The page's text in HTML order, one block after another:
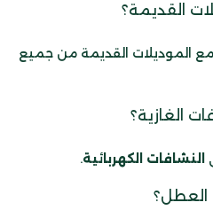
مع الموديلات القديمة من جميع
النشافات الكهربائية.